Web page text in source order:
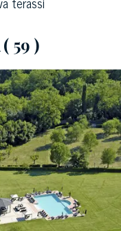
3065 - M²,
(nyt
olohuonetta,
jotka kasvattavat
Eri rakennuksissa,
vanhassa
Muissa
mikä lisää
( 59 )